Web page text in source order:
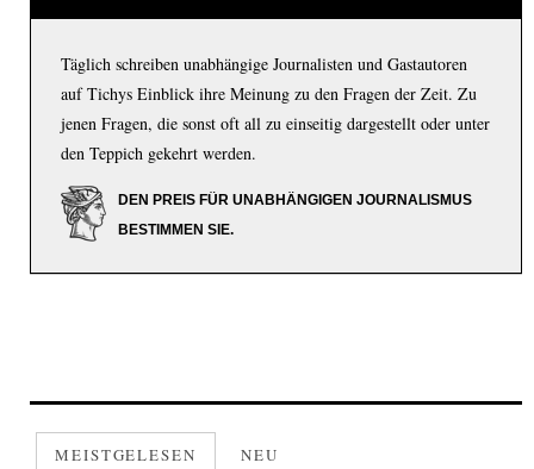
Täglich schreiben unabhängige Journalisten und Gastautoren
auf Tichys Einblick ihre Meinung zu den Fragen der Zeit. Zu
jenen Fragen, die sonst oft all zu einseitig dargestellt oder unter
den Teppich gekehrt werden.
DEN PREIS FÜR UNABHÄNGIGEN JOURNALISMUS
BESTIMMEN SIE.
MEISTGELESEN NEU